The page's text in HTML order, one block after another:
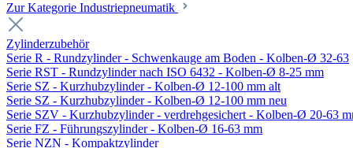
Zur Kategorie Industriepneumatik
Zylinderzubehör
Serie R - Rundzylinder - Schwenkauge am Boden - Kolben-Ø 32-63
Serie RST - Rundzylinder nach ISO 6432 - Kolben-Ø 8-25 mm
Serie SZ - Kurzhubzylinder - Kolben-Ø 12-100 mm alt
Serie SZ - Kurzhubzylinder - Kolben-Ø 12-100 mm neu
Serie SZV - Kurzhubzylinder - verdrehgesichert - Kolben-Ø 20-63
Serie FZ - Führungszylinder - Kolben-Ø 16-63 mm
Serie NZN - Kompaktzylinder